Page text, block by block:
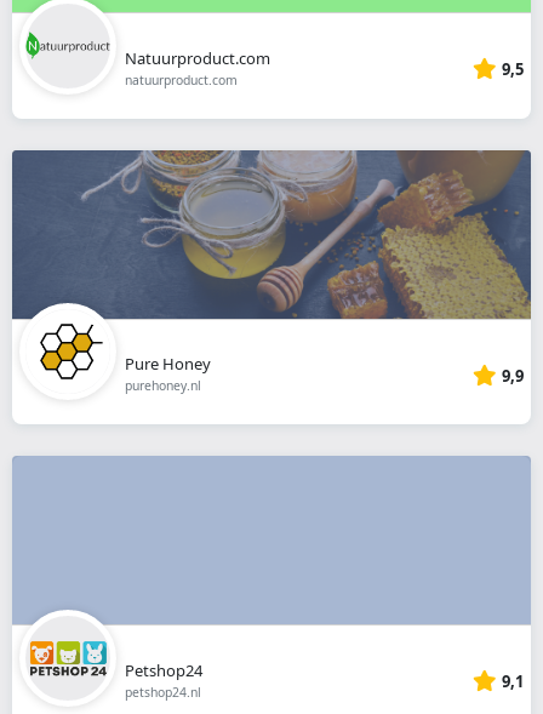
Natuurproduct.com
natuurproduct.com 9,5
Pure Honey
purehoney.nl 9,9
Petshop24
petshop24.nl 9,1